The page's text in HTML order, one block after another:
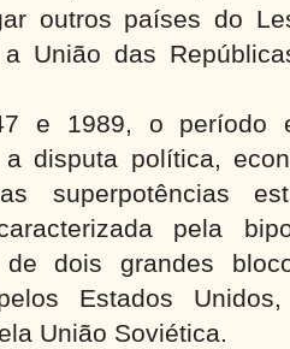
outros países do
União das
e 1989, o período
a disputa política,
superpotências
pela
de dois grandes
Estados
União Soviética.